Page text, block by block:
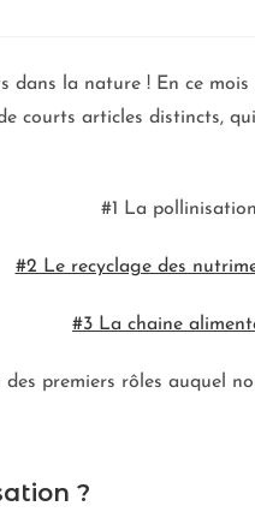
dans la nature ! En ce
courts articles distincts,
#1 La pollinisation
#2 Le recyclage des
#3 La chaine
premiers rôles auquel
?